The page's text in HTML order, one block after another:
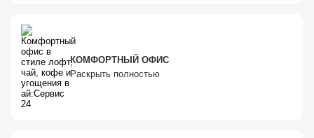
КОМФОРТНЫЙ ОФИС
Раскрыть полностью